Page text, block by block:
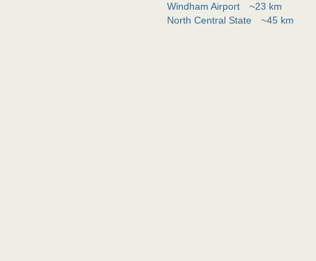
Windham Airport
~23 km
North Central State
~45 km